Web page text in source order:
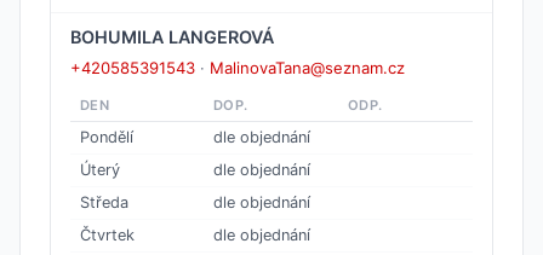
BOHUMILA LANGEROVÁ
+420585391543 · MalinovaTana@seznam.cz
DEN DOP. ODP.
Pondělí
dle objednání
Úterý
dle objednání
Středa
dle objednání
Čtvrtek
dle objednání